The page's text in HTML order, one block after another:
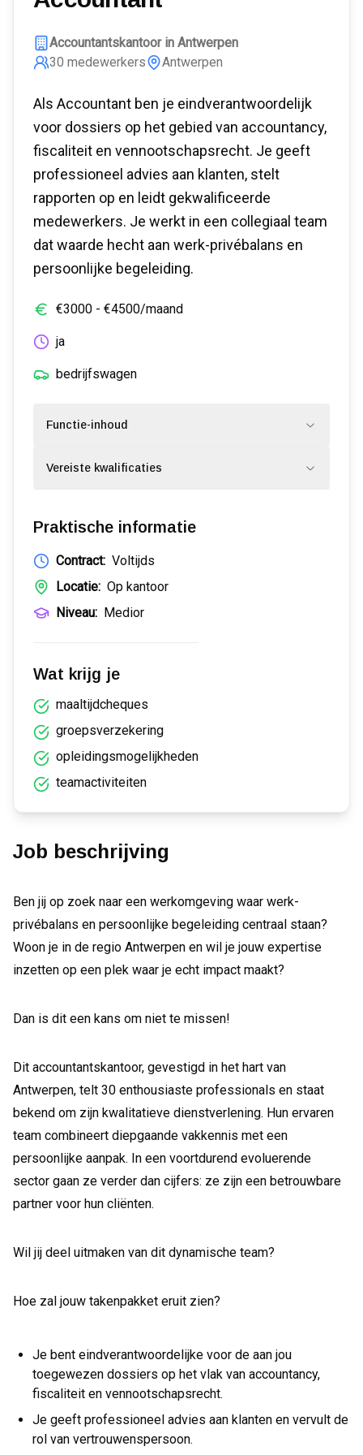
Accountantskantoor in Antwerpen
30 medewerkers Antwerpen
Als Accountant ben je eindverantwoordelijk
voor dossiers op het gebied van accountancy,
fiscaliteit en vennootschapsrecht. Je geeft
professioneel advies aan klanten, stelt
rapporten op en leidt gekwalificeerde
medewerkers. Je werkt in een collegiaal team
dat waarde hecht aan werk-privébalans en
persoonlijke begeleiding.
€3000 - €4500/maand
ja
bedrijfswagen
Functie-inhoud
Vereiste kwalificaties
Praktische informatie
Contract: Voltijds
Locatie: Op kantoor
Niveau: Medior
Wat krijg je
maaltijdcheques
groepsverzekering
opleidingsmogelijkheden
teamactiviteiten
Job beschrijving
Ben jij op zoek naar een werkomgeving waar werk-
privébalans en persoonlijke begeleiding centraal staan?
Woon je in de regio Antwerpen en wil je jouw expertise
inzetten op een plek waar je echt impact maakt?
Dan is dit een kans om niet te missen!
Dit accountantskantoor, gevestigd in het hart van
Antwerpen, telt 30 enthousiaste professionals en staat
bekend om zijn kwalitatieve dienstverlening. Hun ervaren
team combineert diepgaande vakkennis met een
persoonlijke aanpak. In een voortdurend evoluerende
sector gaan ze verder dan cijfers: ze zijn een betrouwbare
partner voor hun cliënten.
Wil jij deel uitmaken van dit dynamische team?
Hoe zal jouw takenpakket eruit zien?
Je bent eindverantwoordelijke voor de aan jou
toegewezen dossiers op het vlak van accountancy,
fiscaliteit en vennootschapsrecht.
Je geeft professioneel advies aan klanten en vervult de
rol van vertrouwenspersoon.